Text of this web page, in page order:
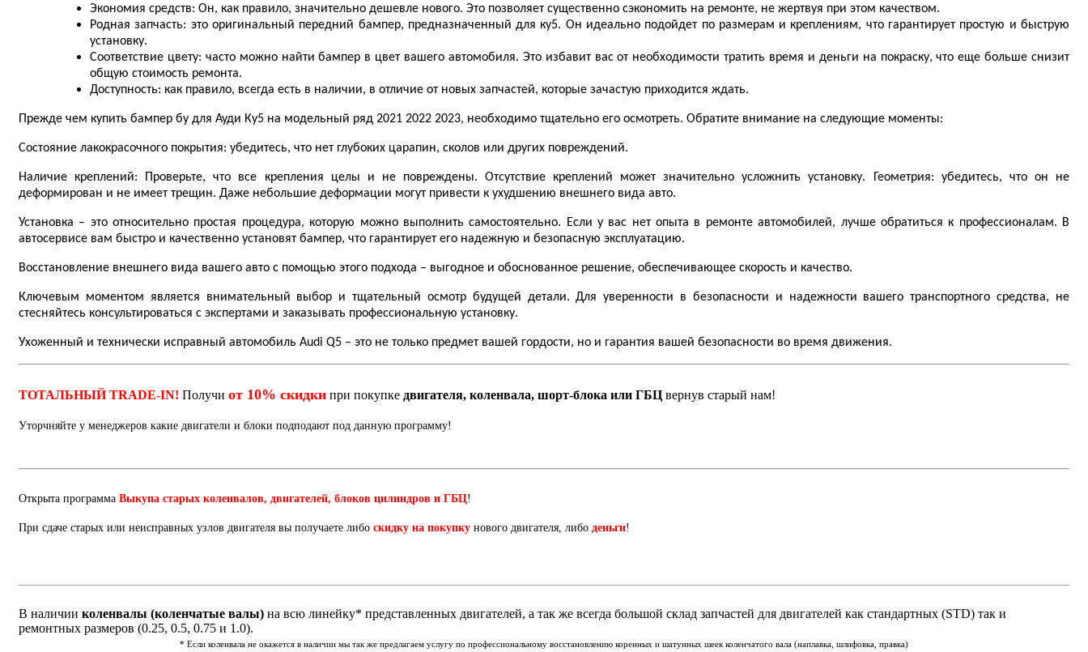
Экономия средств: Он, как правило, значительно дешевле нового. Это позволяет существенно сэкономить на ремонте, не жертвуя при этом качеством.
Родная запчасть: это оригинальный передний бампер, предназначенный для ку5. Он идеально подойдет по размерам и креплениям, что гарантирует простую и быструю
установку.
Соответствие цвету: часто можно найти бампер в цвет вашего автомобиля. Это избавит вас от необходимости тратить время и деньги на покраску, что еще больше снизит
общую стоимость ремонта.
Доступность: как правило, всегда есть в наличии, в отличие от новых запчастей, которые зачастую приходится ждать.
Прежде чем купить бампер бу для Ауди Ку5 на модельный ряд 2021 2022 2023, необходимо тщательно его осмотреть. Обратите внимание на следующие моменты:
Состояние лакокрасочного покрытия: убедитесь, что нет глубоких царапин, сколов или других повреждений.
Наличие креплений: Проверьте, что все крепления целы и не повреждены. Отсутствие креплений может значительно усложнить установку. Геометрия: убедитесь, что он не
деформирован и не имеет трещин. Даже небольшие деформации могут привести к ухудшению внешнего вида авто.
Установка – это относительно простая процедура, которую можно выполнить самостоятельно. Если у вас нет опыта в ремонте автомобилей, лучше обратиться к профессионалам. В
автосервисе вам быстро и качественно установят бампер, что гарантирует его надежную и безопасную эксплуатацию.
Восстановление внешнего вида вашего авто с помощью этого подхода – выгодное и обоснованное решение, обеспечивающее скорость и качество.
Ключевым моментом является внимательный выбор и тщательный осмотр будущей детали. Для уверенности в безопасности и надежности вашего транспортного средства, не
стесняйтесь консультироваться с экспертами и заказывать профессиональную установку.
Ухоженный и технически исправный автомобиль Audi Q5 – это не только предмет вашей гордости, но и гарантия вашей безопасности во время движения.
ТОТАЛЬНЫЙ TRADE-IN! Получи от 10% скидки при покупке двигателя, коленвала, шорт-блока или ГБЦ вернув старый нам!
Уторчняйте у менеджеров какие двигатели и блоки подподают под данную программу!
Открыта программа Выкупа старых коленвалов, двигателей, блоков цилиндров и ГБЦ!
При сдаче старых или неисправных узлов двигателя вы получаете либо скидку на покупку нового двигателя, либо деньги!
В наличии коленвалы (коленчатые валы) на всю линейку* представленных двигателей, а так же всегда большой склад запчастей для двигателей как стандартных (STD) так и
ремонтных размеров (0.25, 0.5, 0.75 и 1.0).
* Если коленвала не окажется в наличии мы так же предлагаем услугу по профессиональному восстановлению коренных и шатунных шеек коленчатого вала (наплавка, шлифовка, правка)